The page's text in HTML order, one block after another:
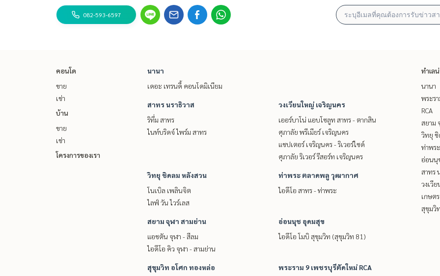
082-593-6597
คอนโด
ขาย
เช่า
บ้าน
ขาย
เช่า
โครงการของเรา
นานา
เดอะ เทรนดี้ คอนโดมิเนียม
สาทร นราธิวาส
ริทึ่ม สาทร
ไนท์บริดจ์ ไพร์ม สาทร
วงเวียนใหญ่ เจริญนคร
เออร์บาโน่ แอบโซลูท สาทร - ตากสิน
ศุภาลัย พรีเมียร์ เจริญนคร
แชปเตอร์ เจริญนคร - ริเวอร์ไซด์
ศุภาลัย ริเวอร์ รีสอร์ท เจริญนคร
วิทยุ ชิดลม หลังสวน
โนเบิล เพลินจิต
ไลฟ์ วัน ไวร์เลส
ท่าพระ ตลาดพลู วุฒากาศ
ไอดีโอ สาทร - ท่าพระ
สยาม จุฬา สามย่าน
แอชตัน จุฬา - สีลม
ไอดีโอ คิว จุฬา - สามย่าน
อ่อนนุช อุดมสุข
ไอดีโอ โมบิ สุขุมวิท (สุขุมวิท 81)
สุขุมวิท อโศก ทองหล่อ พระราม 9 เพชรบุรีตัดใหม่ RCA
ทำเล
นานา
พระร
RCA
สยาม
วิทยุ
ท่าพร
อ่อนนุ
สาทร
วงเวี
เกษต
สุขุมวิ